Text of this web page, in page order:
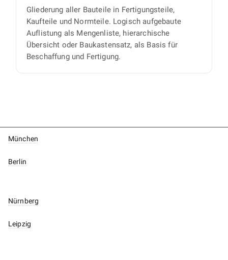
Gliederung aller Bauteile in Fertigungsteile,
Kaufteile und Normteile. Logisch aufgebaute
Auflistung als Mengenliste, hierarchische
Übersicht oder Baukastensatz, als Basis für
Beschaffung und Fertigung.
München
Berlin
Nürnberg
Leipzig